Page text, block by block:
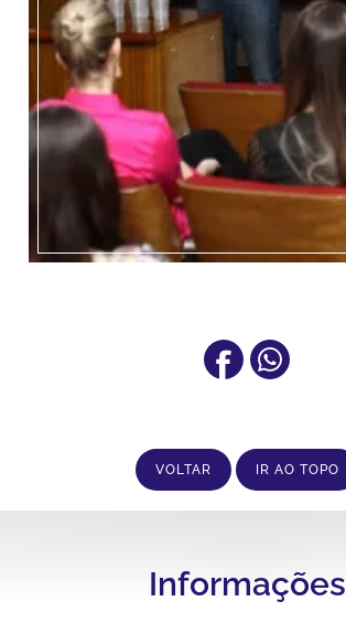
VOLTAR IR AO TOPO
Informações